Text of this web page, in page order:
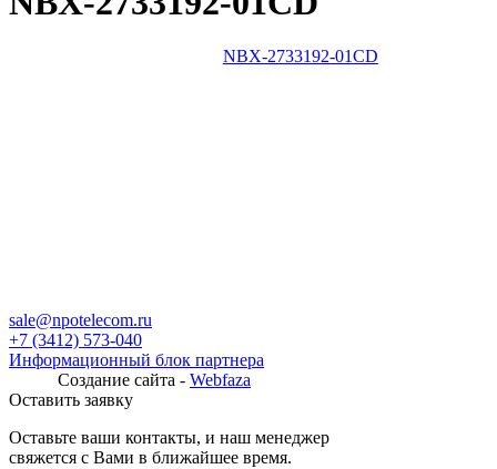
NBX-2733192-01CD
sale@npotelecom.ru
+7 (3412) 573-040
Информационный блок партнера
Создание сайта - Webfaza
Оставить заявку
Оставьте ваши контакты, и наш менеджер
свяжется с Вами в ближайшее время.